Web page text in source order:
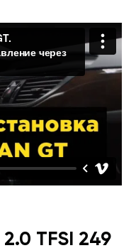
2.0 TFSI 249